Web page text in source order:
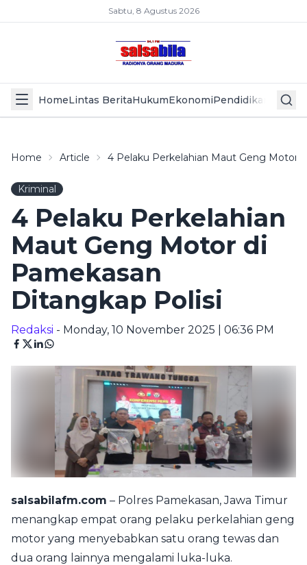
Sabtu, 8 Agustus 2026
HomeLintas BeritaHukumEkonomiPendidikan Politik
Home Article 4 Pelaku Perkelahian Maut Geng Motor
Kriminal
4 Pelaku Perkelahian
Maut Geng Motor di
Pamekasan
Ditangkap Polisi
Redaksi - Monday, 10 November 2025 | 06:36 PM
salsabilafm.com – Polres Pamekasan, Jawa Timur
menangkap empat orang pelaku perkelahian geng
motor yang menyebabkan satu orang tewas dan
dua orang lainnya mengalami luka-luka.